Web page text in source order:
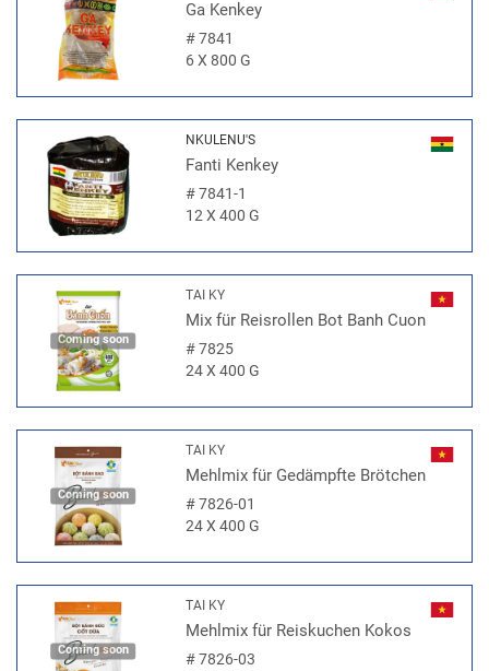
Ga Kenkey
#7841
6 X 800 G
NKULENU'S
Fanti Kenkey
#7841-1
12 X 400 G
Coming soon
TAI KY
Mix für Reisrollen Bot Banh Cuon
#7825
24 X 400 G
Coming soon
TAI KY
Mehlmix für Gedämpfte Brötchen
#7826-01
24 X 400 G
Coming soon
TAI KY
Mehlmix für Reiskuchen Kokos
#7826-03